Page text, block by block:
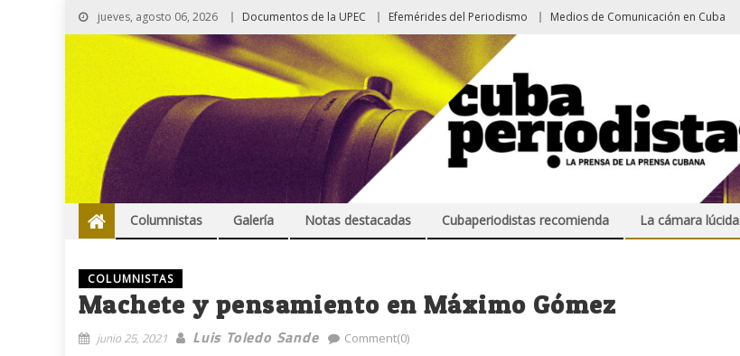
jueves, agosto 06, 2026 Documentos de la UPEC Efemérides del Periodismo Medios de Comunicación en Cuba
Columnistas Galería Notas destacadas Cubaperiodistas recomienda La cámara lúcida
COLUMNISTAS
Machete y pensamiento en Máximo Gómez
junio 25, 2021 Luis Toledo Sande Comment(0)